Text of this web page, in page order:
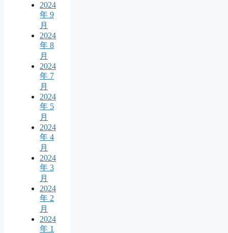
2024
年 9
月
2024
年 8
月
2024
年 7
月
2024
年 5
月
2024
年 4
月
2024
年 3
月
2024
年 2
月
2024
年 1